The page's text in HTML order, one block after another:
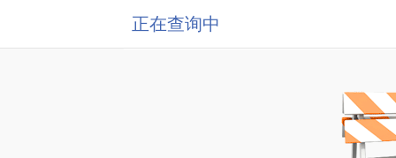
正在查询中